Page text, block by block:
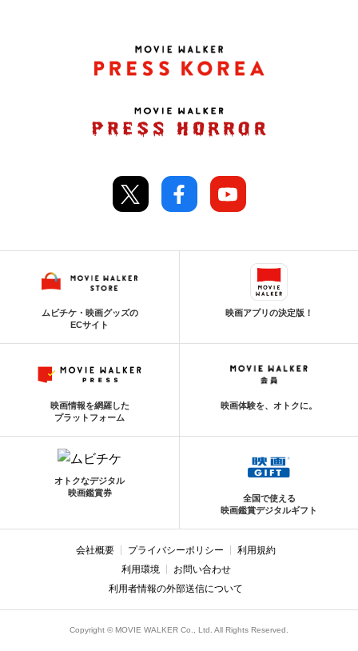
ムビチケ・映画グッズの
ECサイト
映画アプリの決定版！
映画情報を網羅した
プラットフォーム
映画体験を、オトクに。
オトクなデジタル
映画鑑賞券
全国で使える
映画鑑賞デジタルギフト
会社概要 プライバシーポリシー
利用規約
利用環境
お問い合わせ
利用者情報の外部送信について
Copyright © MOVIE WALKER Co., Ltd. All Rights Reserved.